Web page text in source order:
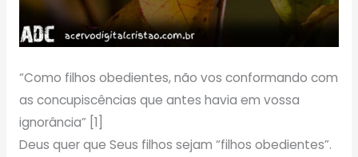
“Como filhos obedientes, não vos conformando com
as concupiscências que antes havia em vossa
ignorância” [1]
Deus quer que Seus filhos sejam “filhos obedientes”.